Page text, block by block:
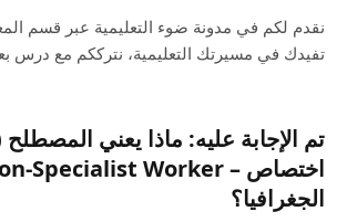
نقدم لكم في مدونة ضوء التعليمية عبر قسم
تفيدك في مسيرتك التعليمية، نترككم مع درس
تم الإجابة عليه: ماذا يعني
الجغرافيا؟